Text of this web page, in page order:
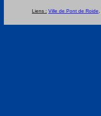
Liens : Ville de Pont de Roide